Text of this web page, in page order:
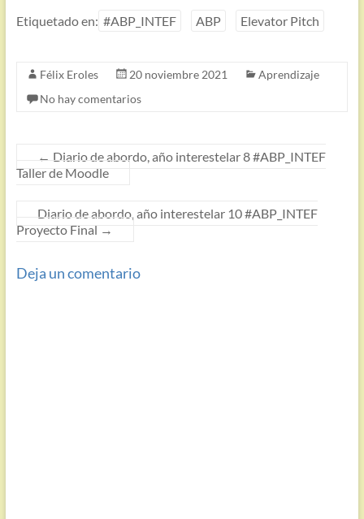
Etiquetado en: #ABP_INTEF ABP Elevator Pitch
Félix Eroles 20 noviembre 2021
Aprendizaje
No hay comentarios
← Diario de abordo, año interestelar 8 #ABP_INTEF
Taller de Moodle
Diario de abordo, año interestelar 10 #ABP_INTEF
Proyecto Final →
Deja un comentario